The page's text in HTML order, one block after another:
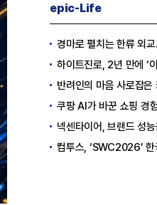
epic-Life
경마로 펼치는 한류 외교… 남아공
하이트진로, 2년 만에 ‘이슬라이브 페
반려인의 마음 사로잡은 키녹, 2주년
쿠팡 AI가 바꾼 쇼핑 경험. 복잡한 스
넥센타이어, 브랜드 성능을 서킷에서 증명
컴투스, ‘SWC2026’ 한국서 시즌 개막